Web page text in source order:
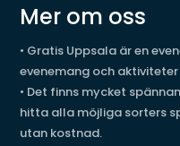
Mer om oss
• Gratis Uppsala är en
evenemang och
• Det finns mycket
hitta alla möjliga sorters
utan kostnad.